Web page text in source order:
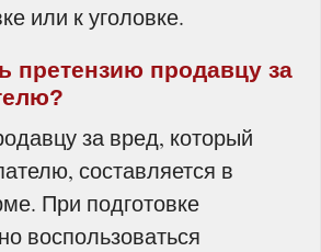
или к уголовке.
претензию продавцу за
за вред, который
составляется в
При подготовке
воспользоваться